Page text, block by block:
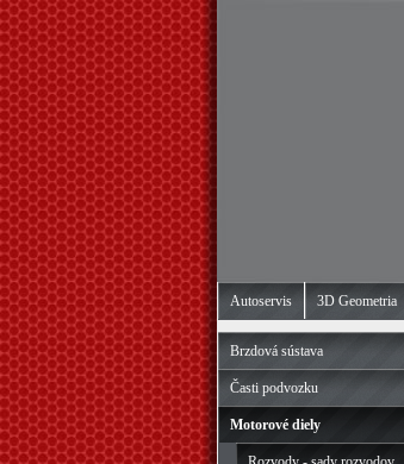
Autoservis 3D Geometria
Brzdová sústava
Časti podvozku
Motorové diely